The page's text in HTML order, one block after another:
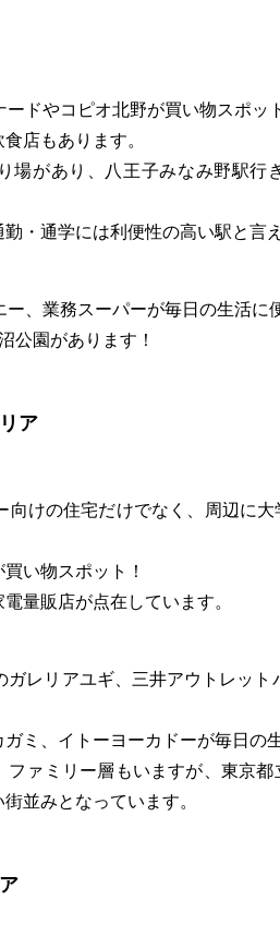
ドやコピオ北野が買い物スポット
店もあります。
場があり、八王子みなみ野駅行
・通学には利便性の高い駅と言え
、業務スーパーが毎日の生活に
公園があります！
ア
向けの住宅だけでなく、周辺に
い物スポット！
量販店が点在しています。
レリアユギ、三井アウトレッ
ミ、イトーヨーカドーが毎日の
ァミリー層もいますが、東京
並みとなっています。